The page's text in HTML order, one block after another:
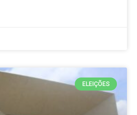
ELEIÇÕES